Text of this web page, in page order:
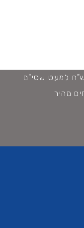
חינם ברכישה מעל 200 ש"ח למעט שסי"ם
מהיר